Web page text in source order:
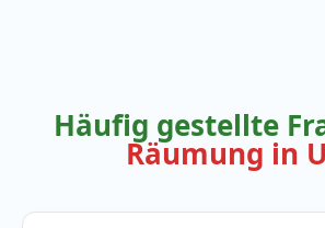
Häufig gestellte
Räumung in